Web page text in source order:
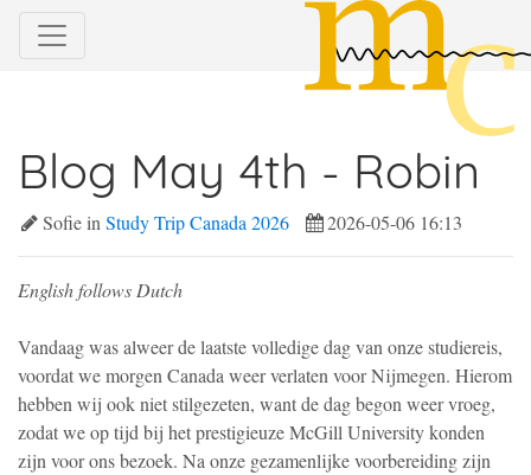
Blog May 4th - Robin
Sofie in Study Trip Canada 2026 2026-05-06 16:13
English follows Dutch
Vandaag was alweer de laatste volledige dag van onze studiereis,
voordat we morgen Canada weer verlaten voor Nijmegen. Hierom
hebben wij ook niet stilgezeten, want de dag begon weer vroeg,
zodat we op tijd bij het prestigieuze McGill University konden
zijn voor ons bezoek. Na onze gezamenlijke voorbereiding zijn